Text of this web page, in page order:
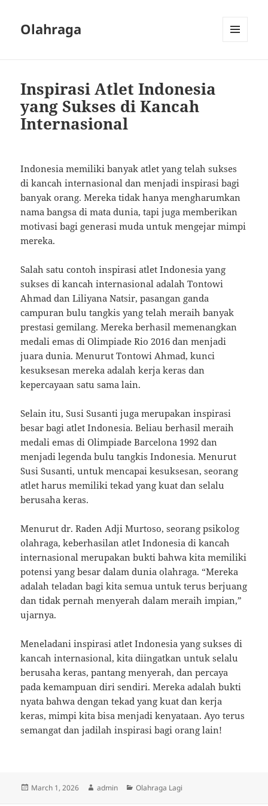
Olahraga
Inspirasi Atlet Indonesia
yang Sukses di Kancah
Internasional
Indonesia memiliki banyak atlet yang telah sukses
di kancah internasional dan menjadi inspirasi bagi
banyak orang. Mereka tidak hanya mengharumkan
nama bangsa di mata dunia, tapi juga memberikan
motivasi bagi generasi muda untuk mengejar mimpi
mereka.
Salah satu contoh inspirasi atlet Indonesia yang
sukses di kancah internasional adalah Tontowi
Ahmad dan Liliyana Natsir, pasangan ganda
campuran bulu tangkis yang telah meraih banyak
prestasi gemilang. Mereka berhasil memenangkan
medali emas di Olimpiade Rio 2016 dan menjadi
juara dunia. Menurut Tontowi Ahmad, kunci
kesuksesan mereka adalah kerja keras dan
kepercayaan satu sama lain.
Selain itu, Susi Susanti juga merupakan inspirasi
besar bagi atlet Indonesia. Beliau berhasil meraih
medali emas di Olimpiade Barcelona 1992 dan
menjadi legenda bulu tangkis Indonesia. Menurut
Susi Susanti, untuk mencapai kesuksesan, seorang
atlet harus memiliki tekad yang kuat dan selalu
berusaha keras.
Menurut dr. Raden Adji Murtoso, seorang psikolog
olahraga, keberhasilan atlet Indonesia di kancah
internasional merupakan bukti bahwa kita memiliki
potensi yang besar dalam dunia olahraga. “Mereka
adalah teladan bagi kita semua untuk terus berjuang
dan tidak pernah menyerah dalam meraih impian,”
ujarnya.
Meneladani inspirasi atlet Indonesia yang sukses di
kancah internasional, kita diingatkan untuk selalu
berusaha keras, pantang menyerah, dan percaya
pada kemampuan diri sendiri. Mereka adalah bukti
nyata bahwa dengan tekad yang kuat dan kerja
keras, mimpi kita bisa menjadi kenyataan. Ayo terus
semangat dan jadilah inspirasi bagi orang lain!
Posted
March 1, 2026 Author
admin Categories
Olahraga Lagi